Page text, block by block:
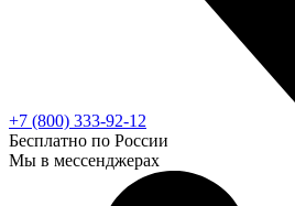
+7 (800) 333-92-12
Бесплатно по России
Мы в мессенджерах